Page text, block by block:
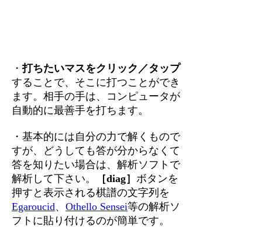
・打ちたいマスをクリック／タップ
することで、そこに打つことができ
ます。相手の手は、コンピュータが
自動的に最善手を打ちます。
・基本的には自分の力で解くもので
すが、どうしても答が分からなくて
答を知りたい場合は、解析ソフトで
解析して下さい。
［diag］ ボタンを
押すと表示される棋譜の文字列を
Egaroucid、Othello Sensei等の解析ソ
フトに貼り付けるのが簡単です。